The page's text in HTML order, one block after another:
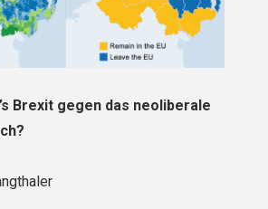
Brexit gegen das neoliberale